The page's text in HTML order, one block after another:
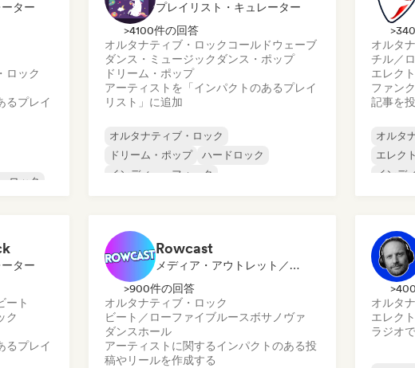
ター
ロック
るプレイ
ロック
プレイリスト・キュレーター
>4100件の回答
オルタナティブ・ロック コールドウェーブ
ダンス・ミュージック ダンス・ポップ
ドリーム・ポップ
アーティストを「インパクトのあるプレイ
リスト」に追加
オルタナティブ・ロック
ドリーム・ポップ
ハードロック
インディー・フォーク
オルタ
チル／
エレク
ファンク
記事を
オルタ
エレク
インデ
ター
ート
ク
るプレイ
Rowcast
メディア・アウトレット／ジャーナリスト
>900件の回答
オルタナティブ・ロック
ビート／ローファイブルースボサノヴァ
ダンスホール
アーティストに関するインパクトのある投
稿やリールを作成する
オルタ
エレク
ラジオ